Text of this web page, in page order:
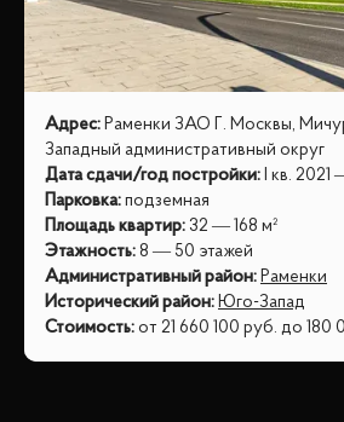
Адрес: Раменки ЗАО Г. Москвы,
Западный административный округ
Дата сдачи/год постройки: I кв. 2021
Парковка: подземная
Площадь квартир: 32 — 168 м²
Этажность: 8 — 50 этажей
Административный район: Раменки
Исторический район: Юго-Запад
Стоимость: от 21 660 100 руб. до 180